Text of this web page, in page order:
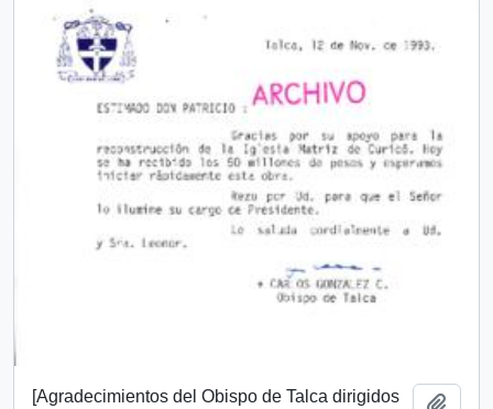
[Agradecimientos del Obispo de Talca dirigidos